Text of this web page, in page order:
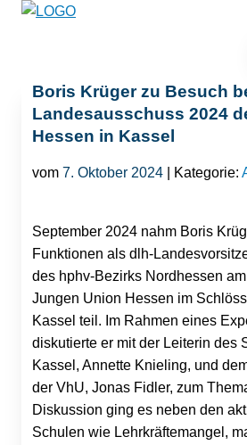
Boris Krüger zu Besuch
Landesausschuss 2024
Hessen in Kassel
vom 7. Oktober 2024 | Kategorie:
September 2024 nahm Boris
Funktionen als dlh-
des hphv-Bezirks Nordhessen
Jungen Union Hessen im
Kassel teil. Im Rahmen eines
diskutierte er mit der Leiterin des
Kassel, Annette Knieling, und
der VhU, Jonas Fidler, zum
Diskussion ging es neben den
Schulen wie Lehrkräftemangel,